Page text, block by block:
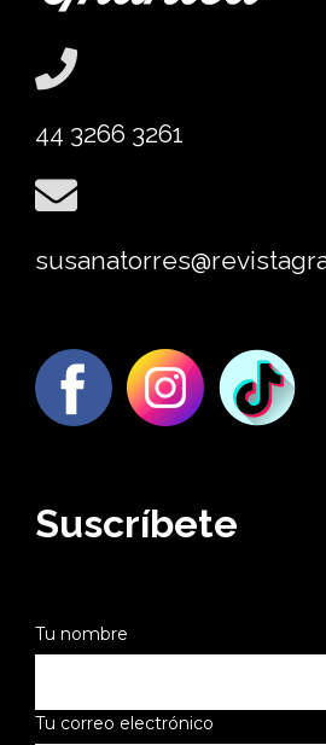
44 3266 3261
Suscríbete
Tu nombre
Tu correo electrónico